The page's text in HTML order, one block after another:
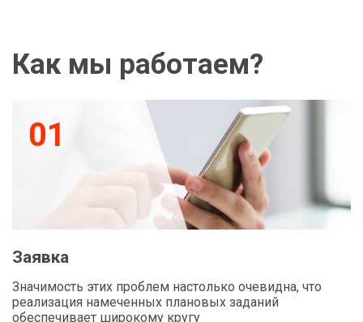
Как мы работаем?
01
Заявка
Значимость этих проблем настолько очевидна, что
реализация намеченных плановых заданий
обеспечивает широкому кругу